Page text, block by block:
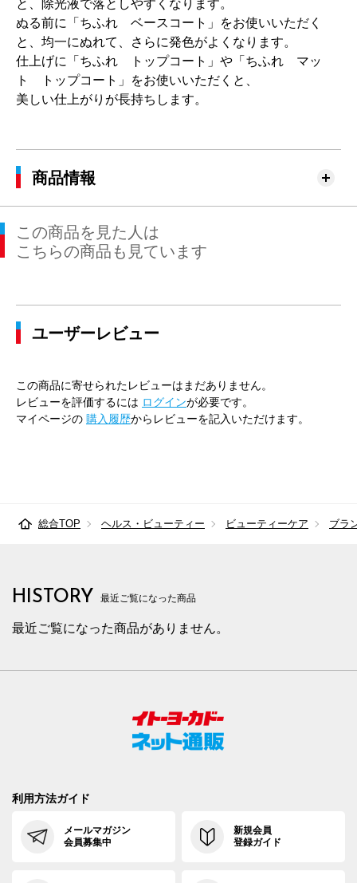
と、除光液で落としやすくなります。
ぬる前に「ちふれ ベースコート」をお使いいただく
と、均一にぬれて、さらに発色がよくなります。
仕上げに「ちふれ トップコート」や「ちふれ マッ
ト トップコート」をお使いいただくと、
美しい仕上がりが長持ちします。
商品情報
この商品を見た人は
こちらの商品も見ています
ユーザーレビュー
この商品に寄せられたレビューはまだありません。
レビューを評価するには ログインが必要です。
マイページの 購入履歴からレビューを記入いただけます。
総合TOP ヘルス・ビューティー ビューティーケア ブラ
HISTORY 最近ご覧になった商品
最近ご覧になった商品がありません。
利用方法ガイド
メールマガジン
会員募集中
新規会員
登録ガイド